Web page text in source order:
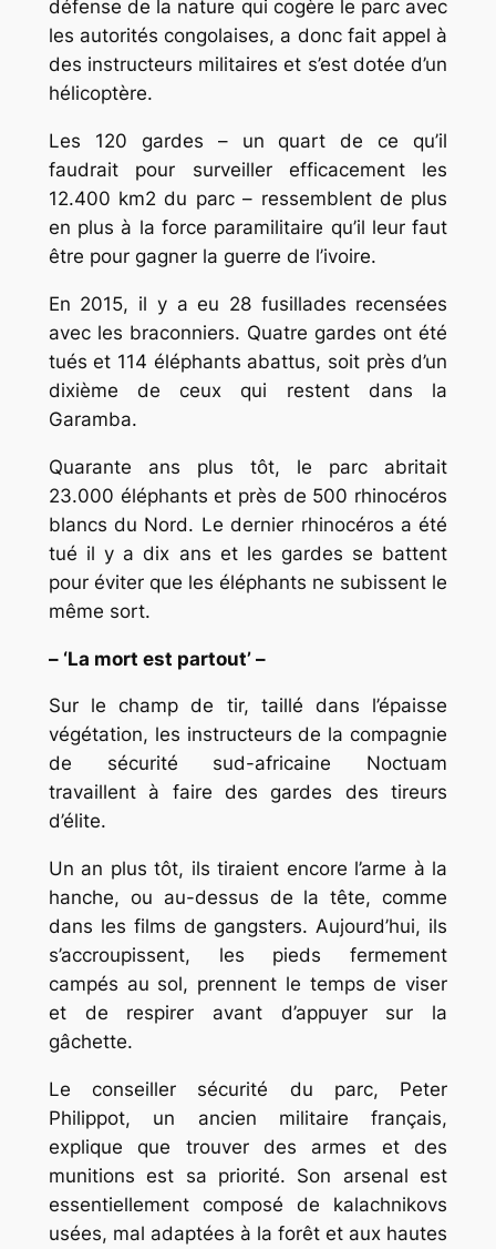
défense de la nature qui cogère le parc avec
les autorités congolaises, a donc fait appel à
des instructeurs militaires et s’est dotée d’un
hélicoptère.
Les 120 gardes – un quart de ce qu’il
faudrait pour surveiller efficacement les
12.400 km2 du parc – ressemblent de plus
en plus à la force paramilitaire qu’il leur faut
être pour gagner la guerre de l’ivoire.
En 2015, il y a eu 28 fusillades recensées
avec les braconniers. Quatre gardes ont été
tués et 114 éléphants abattus, soit près d’un
dixième de ceux qui restent dans la
Garamba.
Quarante ans plus tôt, le parc abritait
23.000 éléphants et près de 500 rhinocéros
blancs du Nord. Le dernier rhinocéros a été
tué il y a dix ans et les gardes se battent
pour éviter que les éléphants ne subissent le
même sort.
– ‘La mort est partout’ –
Sur le champ de tir, taillé dans l’épaisse
végétation, les instructeurs de la compagnie
de sécurité sud-africaine Noctuam
travaillent à faire des gardes des tireurs
d’élite.
Un an plus tôt, ils tiraient encore l’arme à la
hanche, ou au-dessus de la tête, comme
dans les films de gangsters. Aujourd’hui, ils
s’accroupissent, les pieds fermement
campés au sol, prennent le temps de viser
et de respirer avant d’appuyer sur la
gâchette.
Le conseiller sécurité du parc, Peter
Philippot, un ancien militaire français,
explique que trouver des armes et des
munitions est sa priorité. Son arsenal est
essentiellement composé de kalachnikovs
usées, mal adaptées à la forêt et aux hautes